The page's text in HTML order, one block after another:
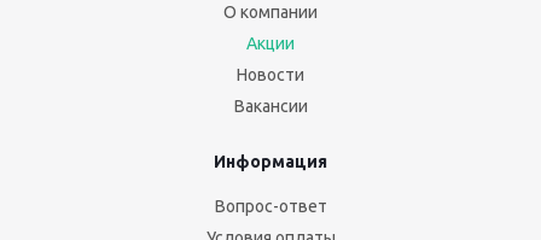
О компании
Акции
Новости
Вакансии
Информация
Вопрос-ответ